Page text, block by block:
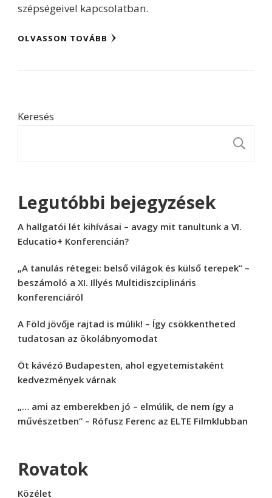
szépségeivel kapcsolatban.
OLVASSON TOVÁBB
Keresés
Legutóbbi bejegyzések
A hallgatói lét kihívásai – avagy mit tanultunk a VI.
Educatio+ Konferencián?
„A tanulás rétegei: belső világok és külső terepek” –
beszámoló a XI. Illyés Multidiszciplináris
konferenciáról
A Föld jövője rajtad is múlik! – Így csökkentheted
tudatosan az ökolábnyomodat
Öt kávézó Budapesten, ahol egyetemistaként
kedvezmények várnak
„… ami az emberekben jó – elmúlik, de nem így a
művészetben” – Rófusz Ferenc az ELTE Filmklubban
Rovatok
Közélet